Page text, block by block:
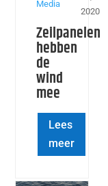
Media
2020
Zeilpanelen
hebben
de
wind
mee
Lees
meer